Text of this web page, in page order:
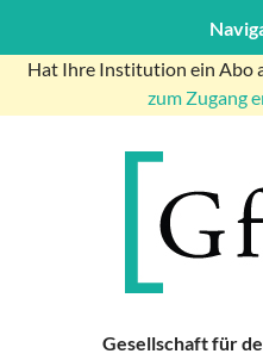
Hat Ihre Institution ein Abo
zum Zugang
Gesellschaft für